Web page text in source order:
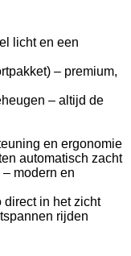
licht en een
– premium,
– altijd de
en ergonomie
automatisch zacht
modern en
direct in het zicht
rijden